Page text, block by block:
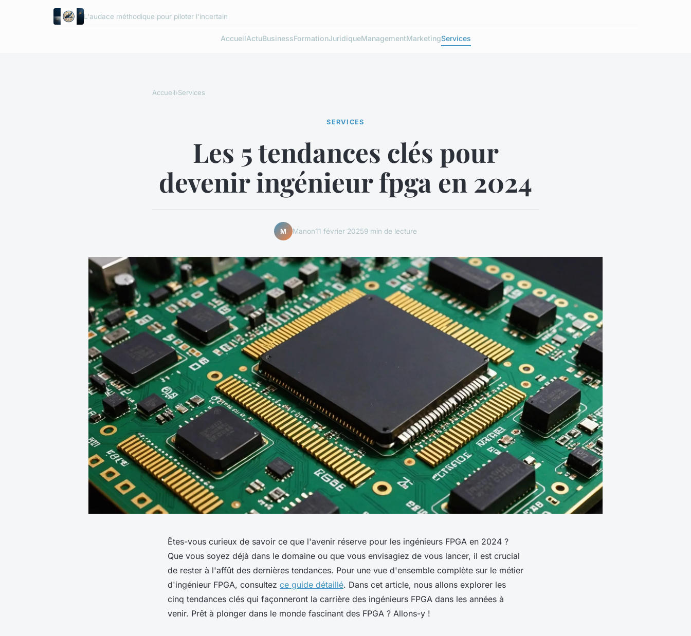
L'audace méthodique pour piloter l'incertain
AccueilActuBusinessFormationJuridiqueManagementMarketingServices
Accueil›Services
SERVICES
Les 5 tendances clés pour
devenir ingénieur fpga en 2024
M Manon11 février 20259 min de lecture
Êtes-vous curieux de savoir ce que l'avenir réserve pour les ingénieurs FPGA en 2024 ?
Que vous soyez déjà dans le domaine ou que vous envisagiez de vous lancer, il est crucial
de rester à l'affût des dernières tendances. Pour une vue d'ensemble complète sur le métier
d'ingénieur FPGA, consultez ce guide détaillé. Dans cet article, nous allons explorer les
cinq tendances clés qui façonneront la carrière des ingénieurs FPGA dans les années à
venir. Prêt à plonger dans le monde fascinant des FPGA ? Allons-y !